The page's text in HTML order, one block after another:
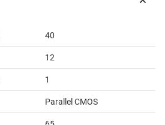
40
12
1
Parallel CMOS